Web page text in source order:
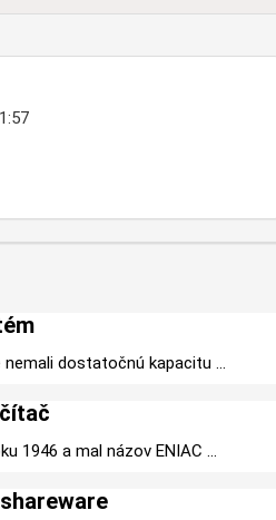
dostatočnú kapacitu ...
1946 a mal názov ENIAC ...